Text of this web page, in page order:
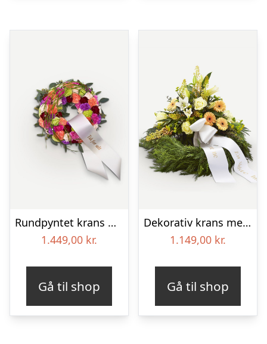
Rundpyntet krans med bånd
1.449,00 kr.
Gå til shop
Dekorativ krans med bånd
1.149,00 kr.
Gå til shop